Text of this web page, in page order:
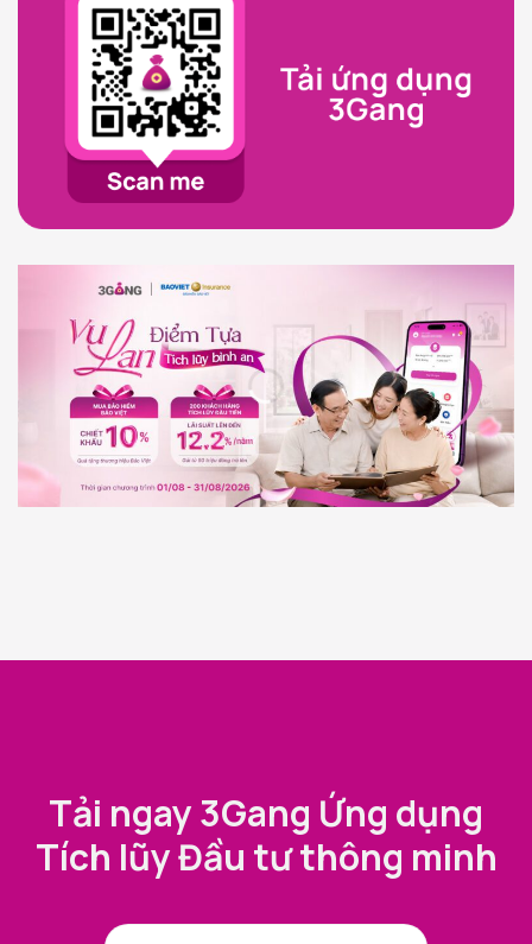
Tải ngay 3Gang Ứng dụng
Tích lũy Đầu tư thông minh